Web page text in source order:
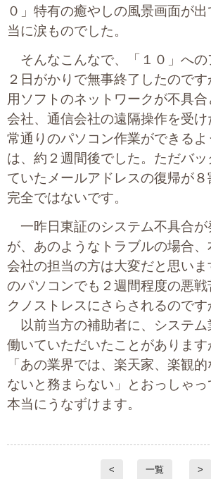
０」特有の癒やしの風景画面が
当に涙ものでした。
そんなこんなで、「１０」への
２日がかりで無事終了したので
用ソフトのネットワークが不具合
会社、通信会社の遠隔操作を受
常通りのパソコン作業ができる
は、約２週間後でした。ただバ
ていたメールアドレスの復帰が
完全ではないです。
一昨日東証のシステム不具合が
が、あのようなトラブルの場合
会社の担当の方は大変だと思い
のパソコンでも２週間程度の悪
クノストレスにさらされるのです
以前当方の補助者に、システム
働いていただいたことがありま
「あの業界では、楽天家、楽観
ないと務まらない」とおっしゃっ
本当にうなずけます。
< 一覧 >